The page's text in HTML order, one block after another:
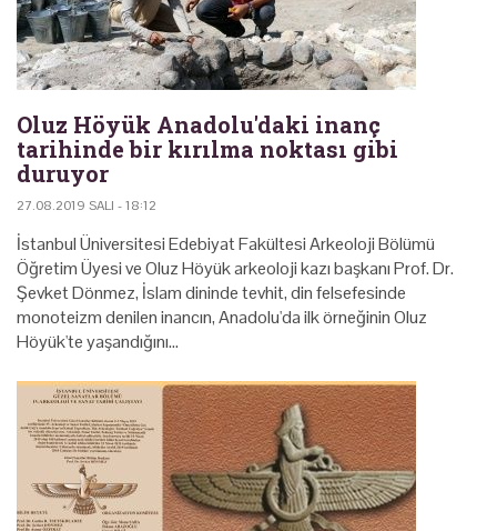
Oluz Höyük Anadolu'daki inanç
tarihinde bir kırılma noktası gibi
duruyor
27.08.2019 SALI - 18:12
İstanbul Üniversitesi Edebiyat Fakültesi Arkeoloji Bölümü
Öğretim Üyesi ve Oluz Höyük arkeoloji kazı başkanı Prof. Dr.
Şevket Dönmez, İslam dininde tevhit, din felsefesinde
monoteizm denilen inancın, Anadolu'da ilk örneğinin Oluz
Höyük'te yaşandığını…